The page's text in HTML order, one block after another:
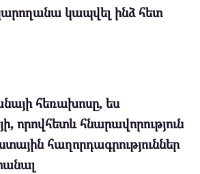
կապվել ինձ հետ
հեռախոսը, ես
որովհետև հնարավորություն
հաղորդագրություններ